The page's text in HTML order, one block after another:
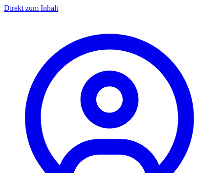
Direkt zum Inhalt